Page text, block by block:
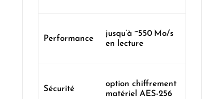
Performance
jusqu’à ~550 Mo/s
en lecture
Sécurité
option chiffrement
matériel AES-256